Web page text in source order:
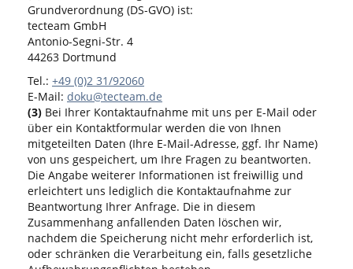
Grundverordnung (DS-GVO) ist:
tecteam GmbH
Antonio-Segni-Str. 4
44263 Dortmund
Tel.: +49 (0)2 31/92060
E-Mail: doku@tecteam.de
(3) Bei Ihrer Kontaktaufnahme mit uns per E-Mail oder
über ein Kontaktformular werden die von Ihnen
mitgeteilten Daten (Ihre E-Mail-Adresse, ggf. Ihr Name)
von uns gespeichert, um Ihre Fragen zu beantworten.
Die Angabe weiterer Informationen ist freiwillig und
erleichtert uns lediglich die Kontaktaufnahme zur
Beantwortung Ihrer Anfrage. Die in diesem
Zusammenhang anfallenden Daten löschen wir,
nachdem die Speicherung nicht mehr erforderlich ist,
oder schränken die Verarbeitung ein, falls gesetzliche